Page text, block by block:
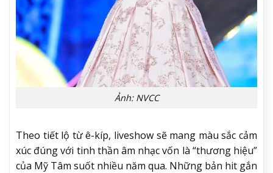
Ảnh: NVCC
Theo tiết lộ từ ê-kíp, liveshow sẽ mang màu sắc cảm
xúc đúng với tinh thần âm nhạc vốn là “thương hiệu”
của Mỹ Tâm suốt nhiều năm qua. Những bản hit gắn